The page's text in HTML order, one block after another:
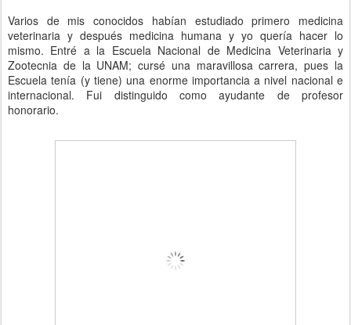
Varios de mis conocidos habían estudiado primero medicina
veterinaria y después medicina humana y yo quería hacer lo
mismo. Entré a la Escuela Nacional de Medicina Veterinaria y
Zootecnia de la UNAM; cursé una maravillosa carrera, pues la
Escuela tenía (y tiene) una enorme importancia a nivel nacional e
internacional. Fui distinguido como ayudante de profesor
honorario.